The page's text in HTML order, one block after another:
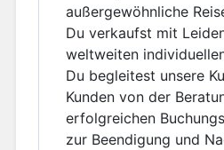
außergewöhnliche
Du verkaufst mit
weltweiten
Du begleitest unsere
Kunden von der
erfolgreichen
zur Beendigung und